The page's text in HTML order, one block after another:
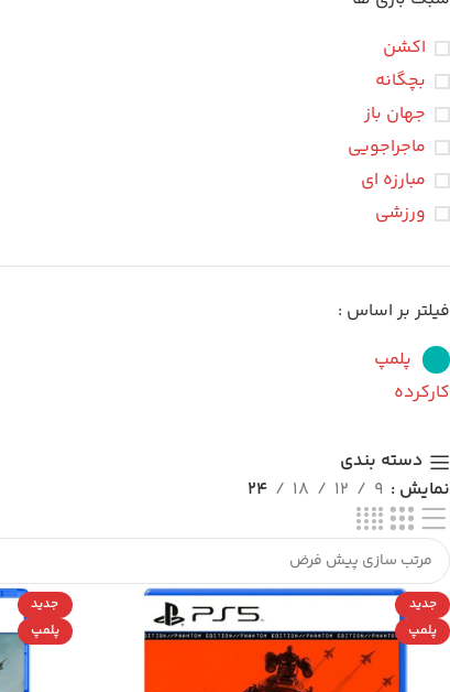
اکشن
بچگانه
جهان باز
ماجراجویی
مبارزه ای
ورزشی
فیلتر بر اساس :
پلمپ
کارکرده
دسته بندی
نمایش
9
12
18
24
جدید
پلمپ
جدید
پلمپ